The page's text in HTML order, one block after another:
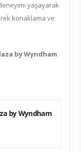
yaşayarak
konaklama ve
by Wyndham
by Wyndham